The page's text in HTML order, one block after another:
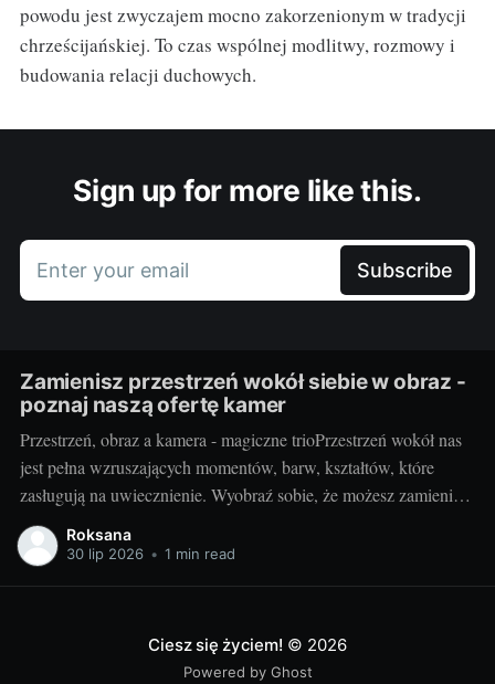
powodu jest zwyczajem mocno zakorzenionym w tradycji
chrześcijańskiej. To czas wspólnej modlitwy, rozmowy i
budowania relacji duchowych.
Sign up for more like this.
Enter your email Subscribe
Zamienisz przestrzeń wokół siebie w obraz -
poznaj naszą ofertę kamer
Przestrzeń, obraz a kamera - magiczne trioPrzestrzeń wokół nas
jest pełna wzruszających momentów, barw, kształtów, które
zasługują na uwiecznienie. Wyobraź sobie, że możesz zamienić
otaczający cię świat w jednym migawki w piękny,
niepowtarzalny obraz. Taką możliwość daje ci kamera.
Roksana
30 lip 2026 • 1 min read
Ciesz się życiem! © 2026
Powered by Ghost